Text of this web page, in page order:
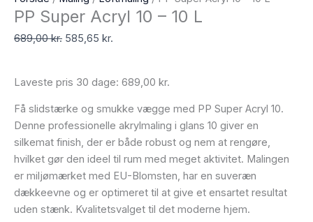
PP Super Acryl 10 – 10 L
689,00kr. 585,65 kr.
Laveste pris 30 dage: 689,00 kr.
Få slidstærke og smukke vægge med PP Super Acryl 10.
Denne professionelle akrylmaling i glans 10 giver en
silkemat finish, der er både robust og nem at rengøre,
hvilket gør den ideel til rum med meget aktivitet. Malingen
er miljømærket med EU-Blomsten, har en suveræn
dækkeevne og er optimeret til at give et ensartet resultat
uden stænk. Kvalitetsvalget til det moderne hjem.